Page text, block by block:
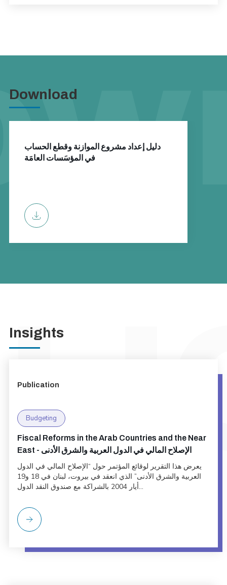
Download
دليل إعداد مشروع الموازنة وقطع الحساب
في المؤسَسات العامَة
Insights
Publication
Budgeting
Fiscal Reforms in the Arab Countries and the Near
East - الإصلاح المالي في الدول العربية والشرق الأدنى
يعرض هذا التقرير لوقائع المؤتمر حول “الإصلاح المالي في الدول
العربية والشرق الأدنى” الذي انعقد في بيروت، لبنان في 18 و19
أيار 2004 بالشراكة مع صندوق النقد الدول...